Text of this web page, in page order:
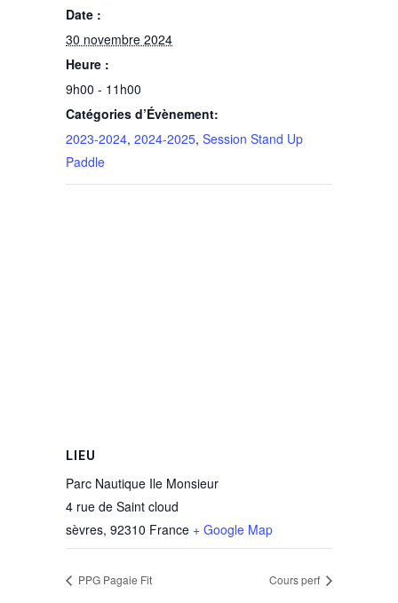
Date :
30 novembre 2024
Heure :
9h00 - 11h00
Catégories d’Évènement:
2023-2024, 2024-2025, Session Stand Up
Paddle
LIEU
Parc Nautique Ile Monsieur
4 rue de Saint cloud
sèvres, 92310 France + Google Map
PPG Pagaie Fit Cours perf